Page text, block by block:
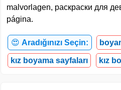
malvorlagen, раскраски для
página.
😍 Aradığınızı Seçin:
kız boyama sayfaları kız